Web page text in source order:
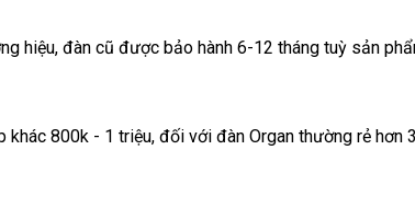
hiệu, đàn cũ được bảo hành 6-12 tháng tuỳ sản
800k - 1 triệu, đối với đàn Organ thường rẻ hơn